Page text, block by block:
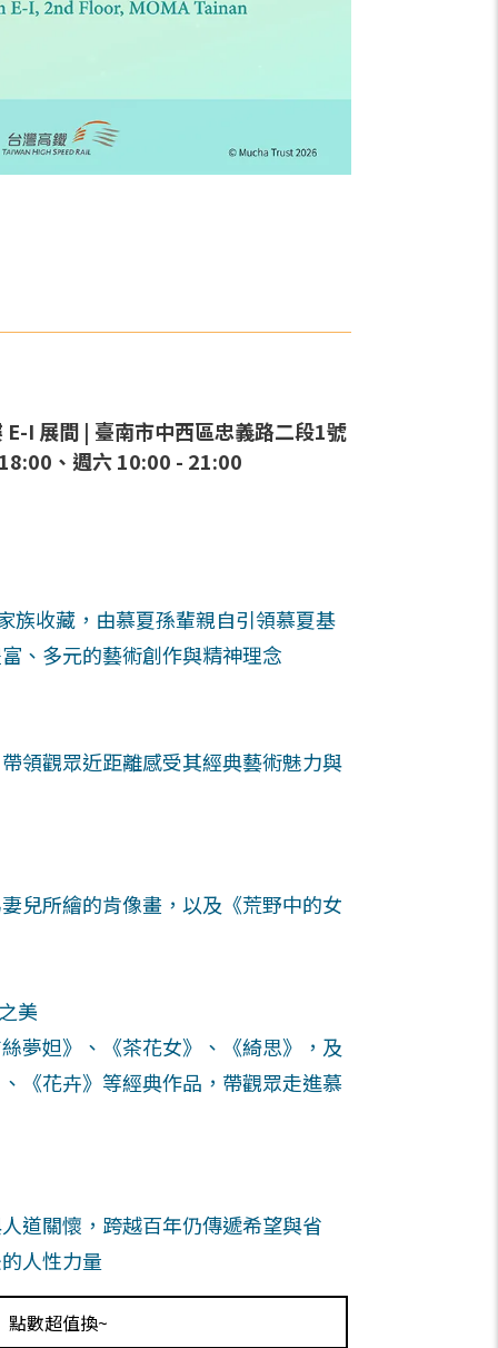
I 展間 | 臺南市中西區忠義路二段1號
、週六 10:00 - 21:00
族收藏，由慕夏孫輩親自引領慕夏基
、多元的藝術創作與精神理念
領觀眾近距離感受其經典藝術魅力與
兒所繪的肯像畫，以及《荒野中的女
美
夢妲》、《茶花女》、《綺思》，及
《花卉》等經典作品，帶觀眾走進慕
道關懷，跨越百年仍傳遞希望與省
人性力量
點數超值換~